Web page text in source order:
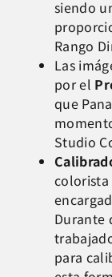
siendo
Rango
Las
por el
que
Studio
colorista
Durante
para